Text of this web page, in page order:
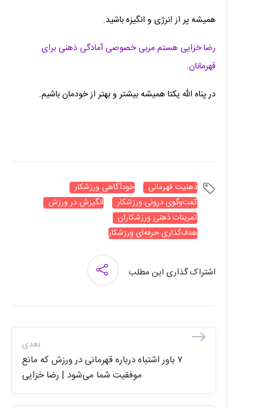
همیشه پر از انرژی و انگیزه باشید.
رضا خزایی هستم مربی خصوصی آمادگی ذهنی برای
قهرمانان.
در پناه الله یکتا همیشه بیشتر و بهتر از خودمان باشیم.
ذهنیت قهرمانی
خودآگاهی ورزشکار
گفت‌وگوی درونی ورزشکار
انگیزش در ورزش
تمرینات ذهنی ورزشکاران
هدف‌گذاری حرفه‌ای ورزشکار
اشتراک گذاری این مطلب
بعدی
۷ باور اشتباه درباره قهرمانی در ورزش که مانع
موفقیت شما می‌شود | رضا خزایی